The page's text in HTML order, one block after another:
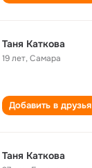
Таня Каткова
19 лет,Самара
Добавить в друзья
Таня Каткова